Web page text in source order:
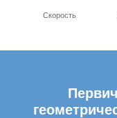
Скорость